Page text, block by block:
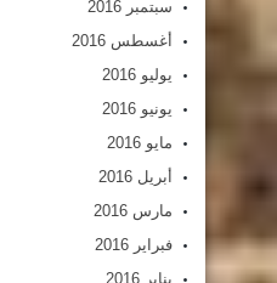
سبتمبر 2016
أغسطس 2016
يوليو 2016
يونيو 2016
مايو 2016
أبريل 2016
مارس 2016
فبراير 2016
يناير 2016